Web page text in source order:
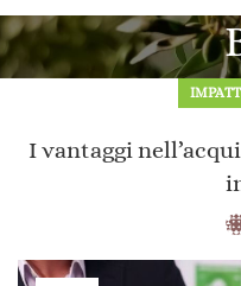
I vantaggi